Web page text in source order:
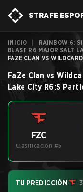
STRAFE
INICIO RAINBOW 6:
BLAST R6 MAJOR SALT
FAZE CLAN VS
FaZe Clan vs
Lake City R6:S
FZC
Clasificación #5
TU PREDICCIÓN